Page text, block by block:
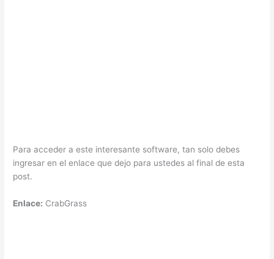
Para acceder a este interesante software, tan solo debes
ingresar en el enlace que dejo para ustedes al final de esta
post.
Enlace: CrabGrass